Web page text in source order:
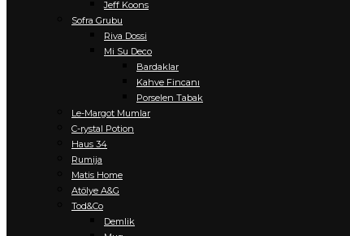
Jeff Koons
Sofra Grubu
Riva Dossi
Mi Su Deco
Bardaklar
Kahve Fincanı
Porselen Tabak
Le-Margot Mumlar
C-rystal Potion
Haus 34
Rumija
Matis Home
Atölye A&G
Tod&Co
Demlik